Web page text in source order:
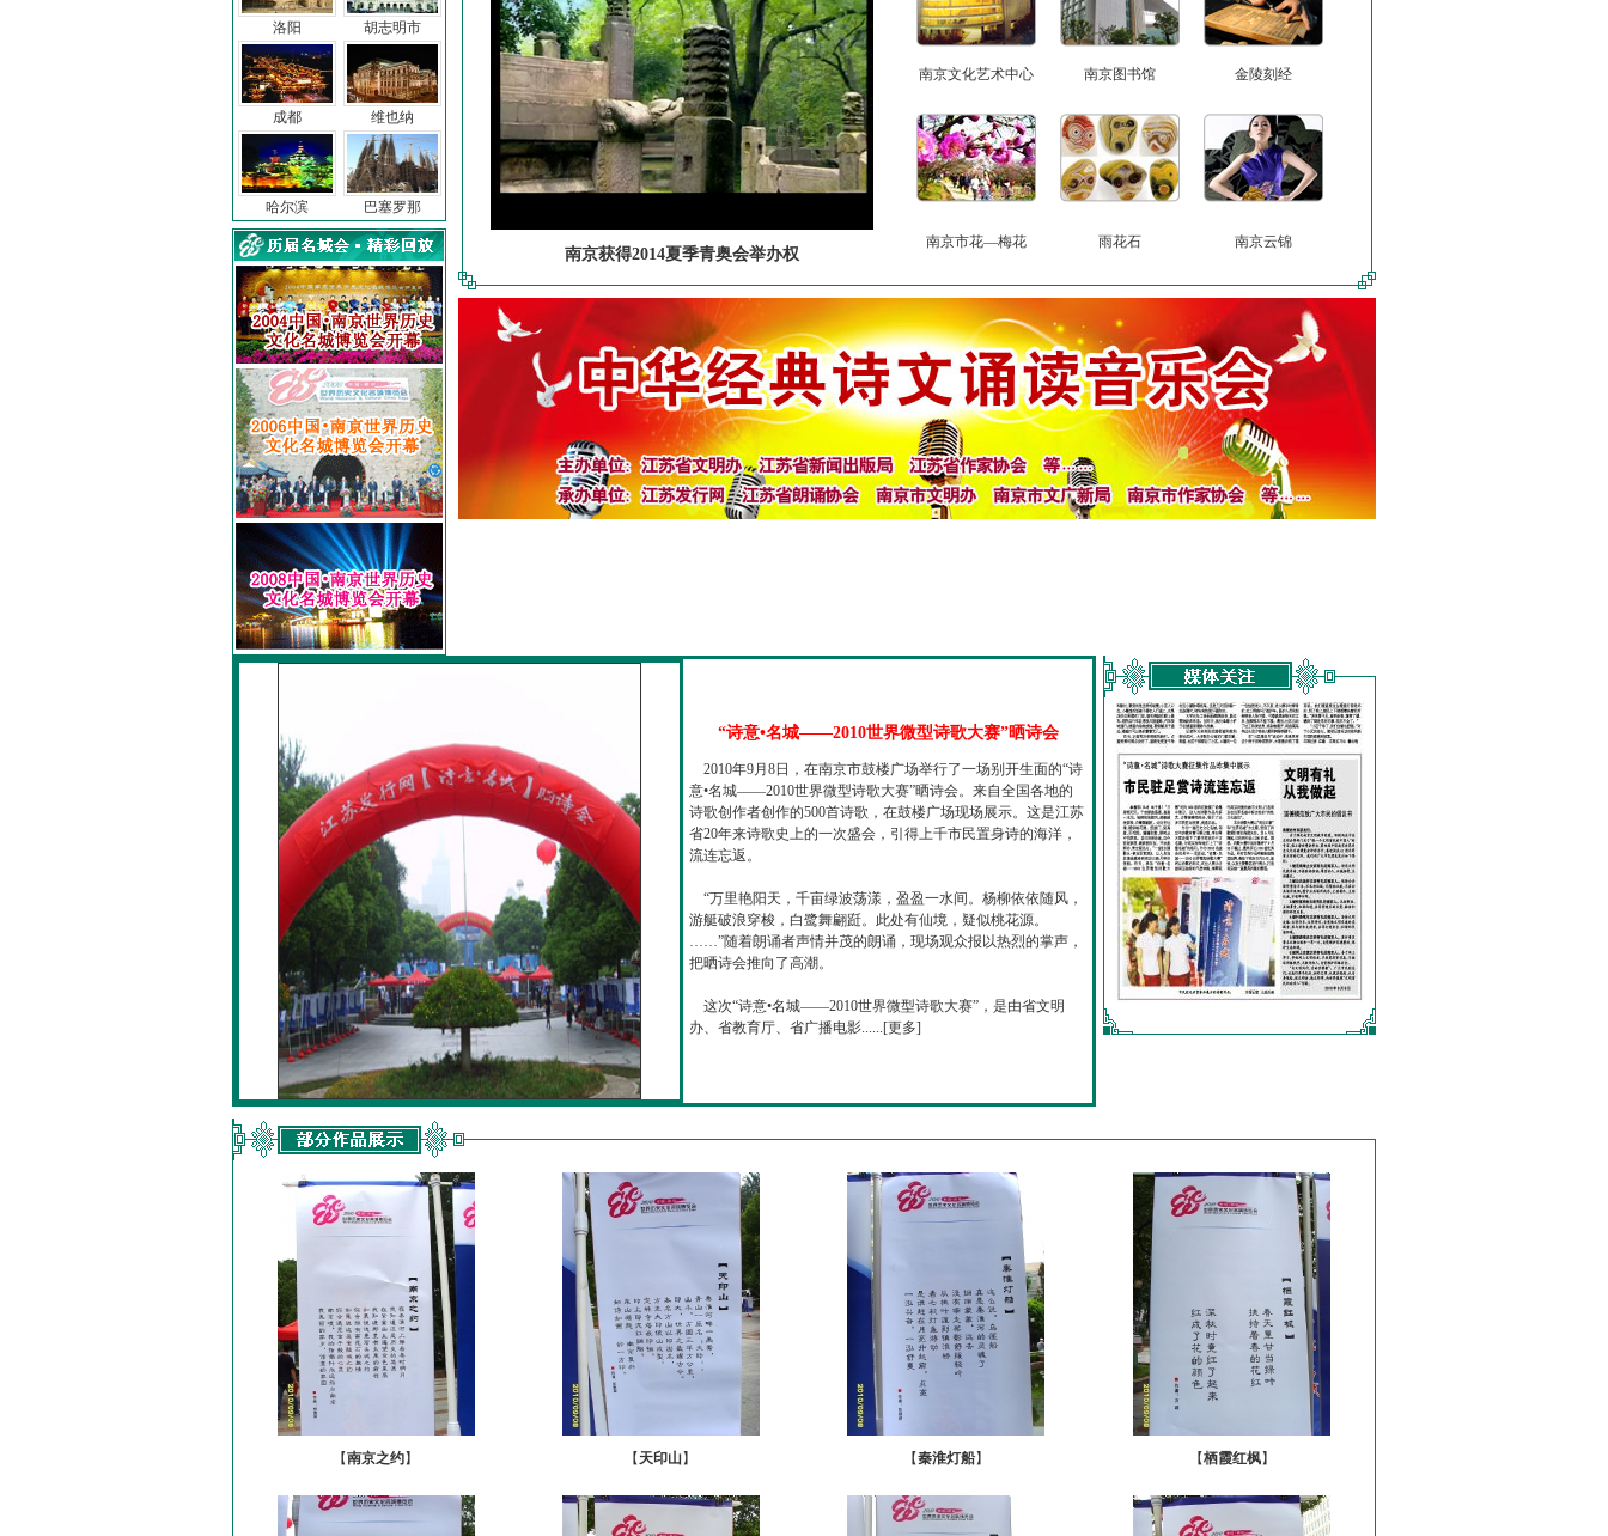
洛阳
成都
哈尔滨
胡志明市
维也纳
巴塞罗那
南京文化艺术中心 南京图书馆 金陵刻经
南京市花—梅花 雨花石 南京云锦
南京获得2014夏季青奥会举办权
“诗意•名城——2010世界微型诗歌大赛”晒诗会
2010年9月8日，在南京市鼓楼广场举行了一场别开生面的“诗
意•名城——2010世界微型诗歌大赛”晒诗会。来自全国各地的
诗歌创作者创作的500首诗歌，在鼓楼广场现场展示。这是江苏
省20年来诗歌史上的一次盛会，引得上千市民置身诗的海洋，
流连忘返。
“万里艳阳天，千亩绿波荡漾，盈盈一水间。杨柳依依随风，
游艇破浪穿梭，白鹭舞翩跹。此处有仙境，疑似桃花源。
……”随着朗诵者声情并茂的朗诵，现场观众报以热烈的掌声，
把晒诗会推向了高潮。
这次“诗意•名城——2010世界微型诗歌大赛”，是由省文明
办、省教育厅、省广播电影......[更多]
【南京之约】 【 天印山】 【秦淮灯船】 【栖霞红枫】